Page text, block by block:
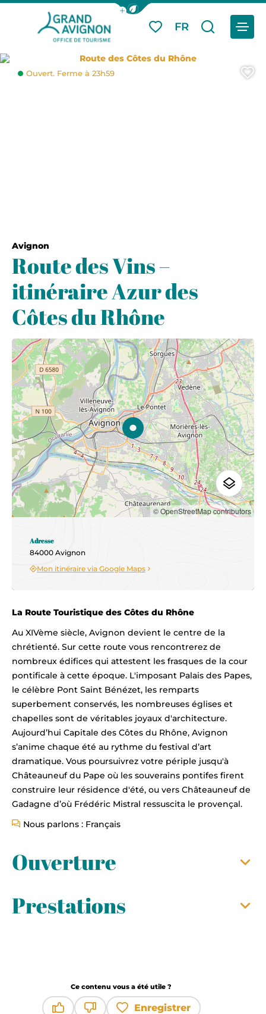
Afficher la barre de navigation du
Grand Avignon Tourisme
Mes favoris
FR
Je
Menu
Avignon
Route des Vins –
itinéraire Azur des
Côtes du Rhône
Route des Côtes du Rhône
Ouvert. Ferme à 23h59
La Route Touristique des Côtes du Rhône
Au XIVème siècle, Avignon devient le centre de la
chrétienté. Sur cette route vous rencontrerez de
nombreux édifices qui attestent les frasques de la cour
pontificale à cette époque. L'imposant Palais des Papes,
le célèbre Pont Saint Bénézet, les remparts
superbement conservés, les nombreuses églises et
chapelles sont de véritables joyaux d'architecture.
Aujourd’hui Capitale des Côtes du Rhône, Avignon
s’anime chaque été au rythme du festival d’art
dramatique. Vous poursuivrez votre périple jusqu'à
Châteauneuf du Pape où les souverains pontifes firent
construire leur résidence d'été, ou vers Châteauneuf de
Gadagne d’où Frédéric Mistral ressuscita le provençal.
Nous parlons : Français
Ouverture
Prestations
© OpenStreetMap contributors
Adresse
84000 Avignon
Mon itinéraire via Google Maps
Ce contenu vous a été utile ?
Enregistrer